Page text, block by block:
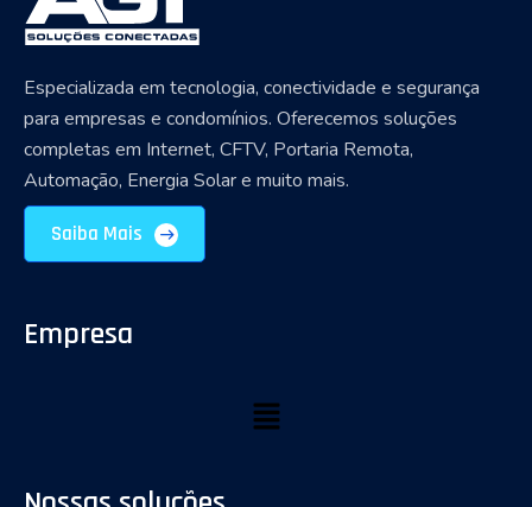
Especializada em tecnologia, conectividade e segurança
para empresas e condomínios. Oferecemos soluções
completas em Internet, CFTV, Portaria Remota,
Automação, Energia Solar e muito mais.
Saiba Mais
Empresa